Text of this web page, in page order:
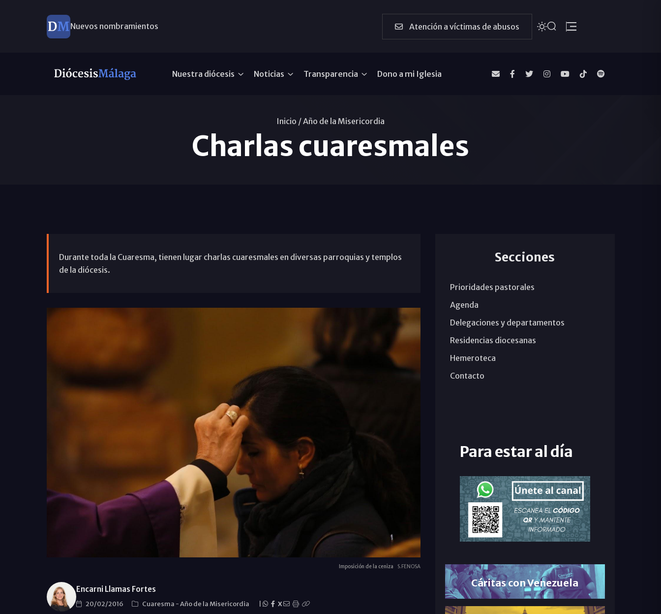
Nuevos nombramientos Atención a víctimas de abusos
Nuestra diócesis Noticias Transparencia Dono a mi Iglesia
Inicio /Año de la Misericordia
Charlas cuaresmales
Durante toda la Cuaresma, tienen lugar charlas cuaresmales en diversas parroquias y templos
de la diócesis.
Imposición de la ceniza S.FENOSA
Encarni Llamas Fortes
20/02/2016 Cuaresma -Año de la Misericordia X
Secciones
Prioridades pastorales
Agenda
Delegaciones y departamentos
Residencias diocesanas
Hemeroteca
Contacto
Para estar al día
Cáritas con Venezuela